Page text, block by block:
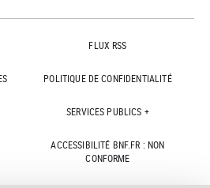
FLUX RSS
POLITIQUE DE CONFIDENTIALITÉ
SERVICES PUBLICS +
ACCESSIBILITÉ BNF.FR : NON
CONFORME